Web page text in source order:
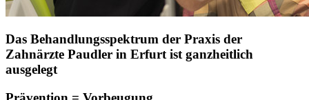
Das Behandlungsspektrum der Praxis der
Zahnärzte Paudler in Erfurt ist ganzheitlich
ausgelegt